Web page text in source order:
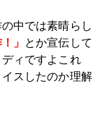
中では素晴らし
」 とか宣伝して
ィですよこれ
スしたのか理解